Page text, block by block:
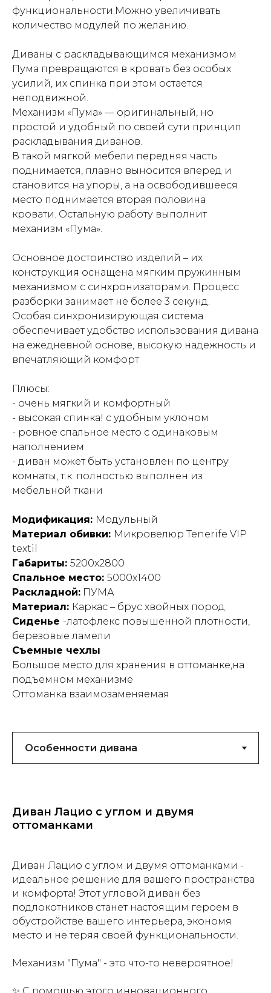
функциональности.Можно увеличивать
количество модулей по желанию.
Диваны с раскладывающимся механизмом
Пума превращаются в кровать без особых
усилий, их спинка при этом остается
неподвижной.
Механизм «Пума» — оригинальный, но
простой и удобный по своей сути принцип
раскладывания диванов.
В такой мягкой мебели передняя часть
поднимается, плавно выносится вперед и
становится на упоры, а на освободившееся
место поднимается вторая половина
кровати. Остальную работу выполнит
механизм «Пума».
Основное достоинство изделий – их
конструкция оснащена мягким пружинным
механизмом с синхронизаторами. Процесс
разборки занимает не более 3 секунд.
Особая синхронизирующая система
обеспечивает удобство использования дивана
на ежедневной основе, высокую надежность и
впечатляющий комфорт
Плюсы:
- очень мягкий и комфортный
- высокая спинка! с удобным уклоном
- ровное спальное место с одинаковым
наполнением
- диван может быть установлен по центру
комнаты, т.к. полностью выполнен из
мебельной ткани
Модификация: Модульный
Материал обивки: Микровелюр Tenerife VIP
textil
Габариты: 5200х2800
Спальное место: 5000х1400
Раскладной: ПУМА
Материал: Каркас – брус хвойных пород.
Сиденье -латофлекс повышенной плотности,
березовые ламели
Съемные чехлы
Большое место для хранения в оттоманке,на
подъемном механизме
Оттоманка взаимозаменяемая
Диван Лацио с углом и двумя
оттоманками
Диван Лацио с углом и двумя оттоманками -
идеальное решение для вашего пространства
и комфорта! Этот угловой диван без
подлокотников станет настоящим героем в
обустройстве вашего интерьера, экономя
место и не теряя своей функциональности.
Механизм "Пума" - это что-то невероятное!